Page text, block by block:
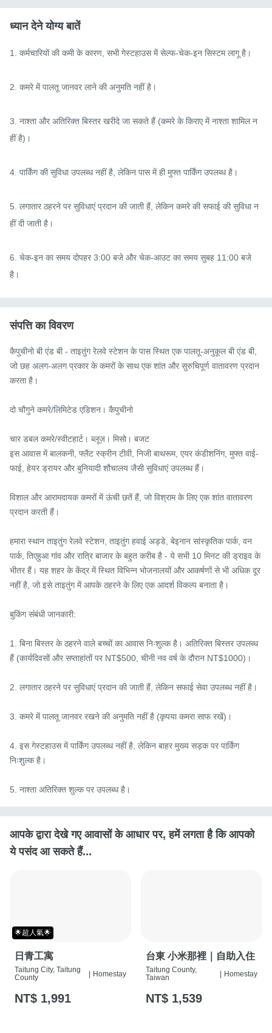
ध्यान देने योग्य बातें
1. कर्मचारियों की कमी के कारण, सभी गेस्टहाउस में सेल्फ-चेक-इन सिस्टम लागू है।
2. कमरे में पालतू जानवर लाने की अनुमति नहीं है।
3. नाश्ता और अतिरिक्त बिस्तर खरीदे जा सकते हैं (कमरे के किराए में नाश्ता शामिल न
हीं है)।
4. पार्किंग की सुविधा उपलब्ध नहीं है, लेकिन पास में ही मुफ्त पार्किंग उपलब्ध है।
5. लगातार ठहरने पर सुविधाएं प्रदान की जाती हैं, लेकिन कमरे की सफाई की सुविधा न
हीं दी जाती है।
6. चेक-इन का समय दोपहर 3:00 बजे और चेक-आउट का समय सुबह 11:00 बजे
है।
संपत्ति का विवरण
कैपुचीनो बी एंड बी - ताइतुंग रेलवे स्टेशन के पास स्थित एक पालतू-अनुकूल बी एंड बी,
जो छह अलग-अलग प्रकार के कमरों के साथ एक शांत और सुरुचिपूर्ण वातावरण प्रदान
करता है।
दो चौगुने कमरे/लिमिटेड एडिशन। कैपुचीनो
चार डबल कमरे/स्वीटहार्ट। ब्लूज़। मिसो। बजट
इस आवास में बालकनी, फ्लैट स्क्रीन टीवी, निजी बाथरूम, एयर कंडीशनिंग, मुफ्त वाई-
फाई, हेयर ड्रायर और बुनियादी शौचालय जैसी सुविधाएं उपलब्ध हैं।
विशाल और आरामदायक कमरों में ऊंची छतें हैं, जो विश्राम के लिए एक शांत वातावरण
प्रदान करती हैं।
हमारा स्थान ताइतुंग रेलवे स्टेशन, ताइतुंग हवाई अड्डे, बेइनान सांस्कृतिक पार्क, वन
पार्क, तिएहुआ गांव और रात्रि बाजार के बहुत करीब है - ये सभी 10 मिनट की ड्राइव के
भीतर हैं। यह शहर के केंद्र में स्थित विभिन्न भोजनालयों और आकर्षणों से भी अधिक दूर
नहीं है, जो इसे ताइतुंग में आपके ठहरने के लिए एक आदर्श विकल्प बनाता है।
बुकिंग संबंधी जानकारी:
1. बिना बिस्तर के ठहरने वाले बच्चों का आवास निःशुल्क है। अतिरिक्त बिस्तर उपलब्ध
हैं (कार्यदिवसों और सप्ताहांतों पर NT$500, चीनी नव वर्ष के दौरान NT$1000)।
2. लगातार ठहरने पर सुविधाएं प्रदान की जाती हैं, लेकिन सफाई सेवा उपलब्ध नहीं है।
3. कमरे में पालतू जानवर रखने की अनुमति नहीं है (कृपया कमरा साफ रखें)।
4. इस गेस्टहाउस में पार्किंग उपलब्ध नहीं है, लेकिन बाहर मुख्य सड़क पर पार्किंग
निःशुल्क है।
5. नाश्ता अतिरिक्त शुल्क पर उपलब्ध है।
आपके द्वारा देखे गए आवासों के आधार पर, हमें लगता है कि आपको
ये पसंद आ सकते हैं...
🌟超人氣🌟
日青工寓
Taitung City, Taitung
County
| Homestay
NT$ 1,991
台東 小米那裡｜自助入住
Taitung County,
Taiwan
| Homestay
NT$ 1,539